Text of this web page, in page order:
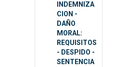
INDEMNIZA
CION -
DAÑO
MORAL:
REQUISITOS
- DESPIDO -
SENTENCIA